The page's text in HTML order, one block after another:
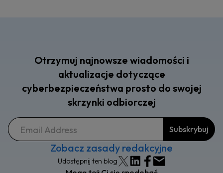
Otrzymuj najnowsze wiadomości i
aktualizacje dotyczące
cyberbezpieczeństwa prosto do swojej
skrzynki odbiorczej
Zobacz zasady redakcyjne
Udostępnij ten blog